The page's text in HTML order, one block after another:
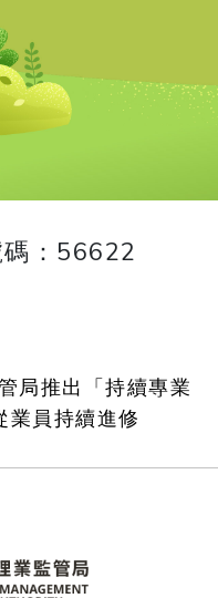
：56622
局推出「持續專業
業員持續進修